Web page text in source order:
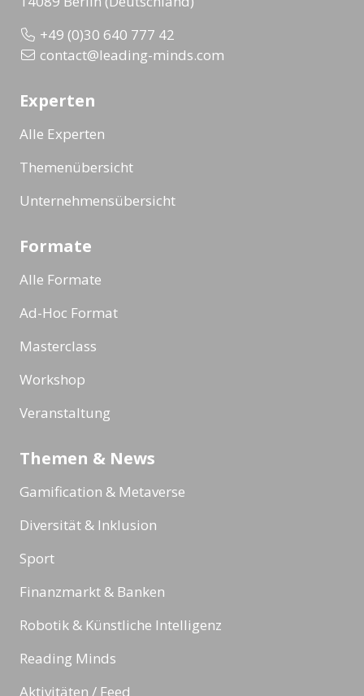
+49 (0)30 640 777 42
contact@leading-minds.com
Experten
Alle Experten
Themenübersicht
Unternehmensübersicht
Formate
Alle Formate
Ad-Hoc Format
Masterclass
Workshop
Veranstaltung
Themen & News
Gamification & Metaverse
Diversität & Inklusion
Sport
Finanzmarkt & Banken
Robotik & Künstliche Intelligenz
Reading Minds
Aktivitäten / Feed